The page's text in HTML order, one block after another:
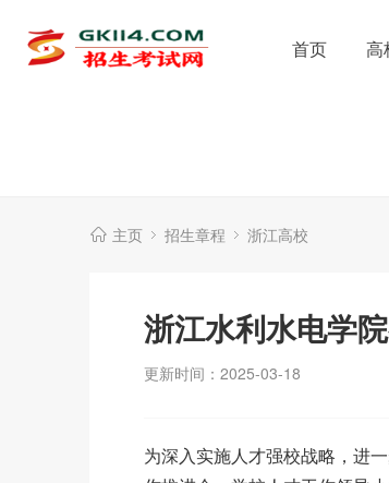
首页 高
主页 招生章程 浙江高校
浙江水利水电学
更新时间：2025-03-18
为深入实施人才强校战略，进